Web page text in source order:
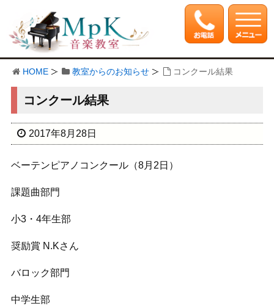
HOME 教室からのお知らせ コンクール結果
コンクール結果
2017年8月28日
ベーテンピアノコンクール（8月2日）
課題曲部門
小3・4年生部
奨励賞 N.Kさん
バロック部門
中学生部